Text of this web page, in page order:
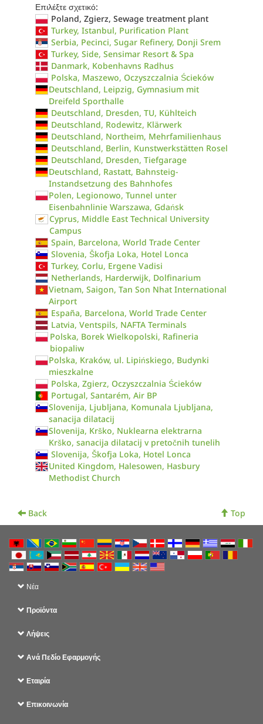
Επιλέξτε σχετικό:
Poland, Zgierz, Sewage treatment plant
Turkey, Istanbul, Purification Plant
Serbia, Pecinci, Sugar Refinery, Donji Srem
Turkey, Side, Sensimar Resort & Spa
Danmark, Kobenhavns Radhus
Polska, Maszewo, Oczyszczalnia Ścieków
Deutschland, Leipzig, Gymnasium mit
Dreifeld Sporthalle
Deutschland, Dresden, TU, Kühlteich
Deutschland, Rodewitz, Klärwerk
Deutschland, Northeim, Mehrfamilienhaus
Deutschland, Berlin, Kunstwerkstätten Rosel
Deutschland, Dresden, Tiefgarage
Deutschland, Rastatt, Bahnsteig-
Instandsetzung des Bahnhofes
Polen, Legionowo, Tunnel unter
Eisenbahnlinie Warszawa, Gdańsk
Cyprus, Middle East Technical University
Campus
Spain, Barcelona, World Trade Center
Slovenia, Škofja Loka, Hotel Lonca
Turkey, Corlu, Ergene Vadisi
Netherlands, Harderwijk, Dolfinarium
Vietnam, Saigon, Tan Son Nhat International
Airport
España, Barcelona, World Trade Center
Latvia, Ventspils, NAFTA Terminals
Polska, Borek Wielkopolski, Rafineria
biopaliw
Polska, Kraków, ul. Lipińskiego, Budynki
mieszkalne
Polska, Zgierz, Oczyszczalnia Ścieków
Portugal, Santarém, Air BP
Slovenija, Ljubljana, Komunala Ljubljana,
sanacija dilatacij
Slovenija, Krško, Nuklearna elektrarna
Krško, sanacija dilatacij v pretočnih tunelih
Slovenija, Škofja Loka, Hotel Lonca
United Kingdom, Halesowen, Hasbury
Methodist Church
Back Top
Νέα
Προϊόντα
Λήψεις
Ανά Πεδίο Εφαρμογής
Εταιρία
Επικοινωνία